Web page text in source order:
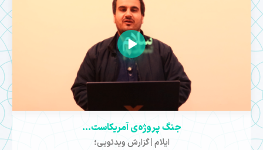
جنگ پروژه‌ی آمریکاست...
ایلام | گزارش ویدئویی؛